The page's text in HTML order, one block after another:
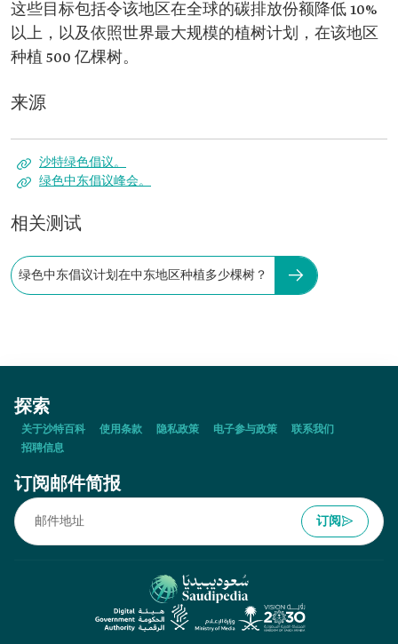
这些目标包括令该地区在全球的碳排放份额降低 10%
以上，以及依照世界最大规模的植树计划，在该地区
种植 500 亿棵树。
来源
沙特绿色倡议。
绿色中东倡议峰会。
相关测试
绿色中东倡议计划在中东地区种植多少棵树？
探索
关于沙特百科 使用条款 隐私政策 电子参与政策
联系我们
招聘信息
订阅邮件简报
订阅